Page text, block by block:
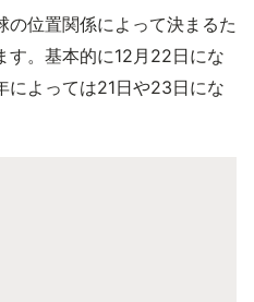
位置関係によって決まるた
す。基本的に12月22日にな
によっては21日や23日にな